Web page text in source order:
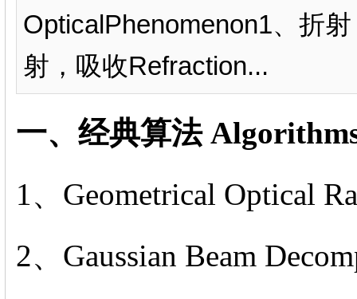
OpticalPhenomenon1、折
射，吸收Refraction...
一、经典算法
1、Geometrical Optical
2、Gaussian Beam